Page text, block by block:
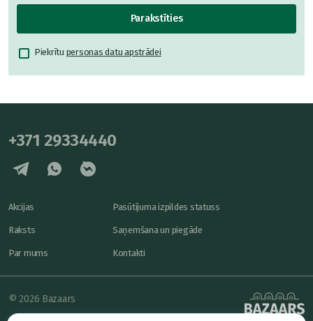
Parakstīties
Piekrītu personas datu apstrādei
+371 29334440
Akcijas
Raksts
Par mums
Pasūtījuma izpildes statuss
Saņemšana un piegāde
Kontakti
© 2026 Bazaars